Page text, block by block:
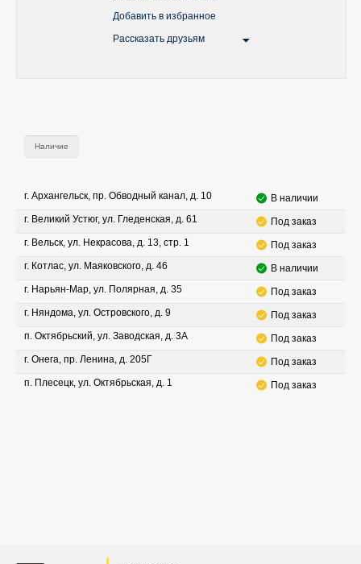
Добавить в избранное
Рассказать друзьям
Наличие
г. Архангельск, пр. Обводный канал, д. 10
В наличии
г. Великий Устюг, ул. Гледенская, д. 61
Под заказ
г. Вельск, ул. Некрасова, д. 13, стр. 1
Под заказ
г. Котлас, ул. Маяковского, д. 46
В наличии
г. Нарьян-Мар, ул. Полярная, д. 35
Под заказ
г. Няндома, ул. Островского, д. 9
Под заказ
п. Октябрьский, ул. Заводская, д. 3А
Под заказ
г. Онега, пр. Ленина, д. 205Г
Под заказ
п. Плесецк, ул. Октябрьская, д. 1
Под заказ